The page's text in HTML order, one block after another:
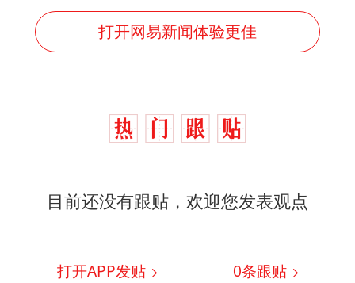
打开网易新闻体验更佳
目前还没有跟贴，欢迎您发表观点
打开APP发贴 0条跟贴